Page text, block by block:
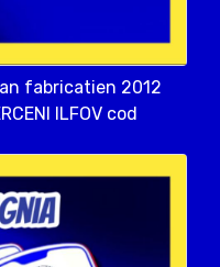
an fabricatien 2012
ILFOV cod